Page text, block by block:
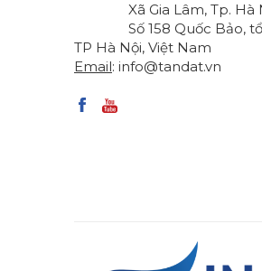
Xã Gia Lâm, Tp. Hà
Số 158 Quốc Bảo, tổ
TP Hà Nội, Việt Nam
Email: info@tandat.vn